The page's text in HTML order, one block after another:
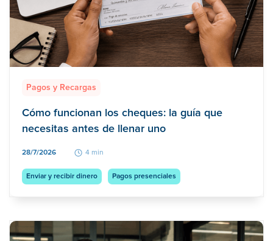
Pagos y Recargas
Cómo funcionan los cheques: la guía que
necesitas antes de llenar uno
28/7/2026 4 min
Enviar y recibir dinero Pagos presenciales